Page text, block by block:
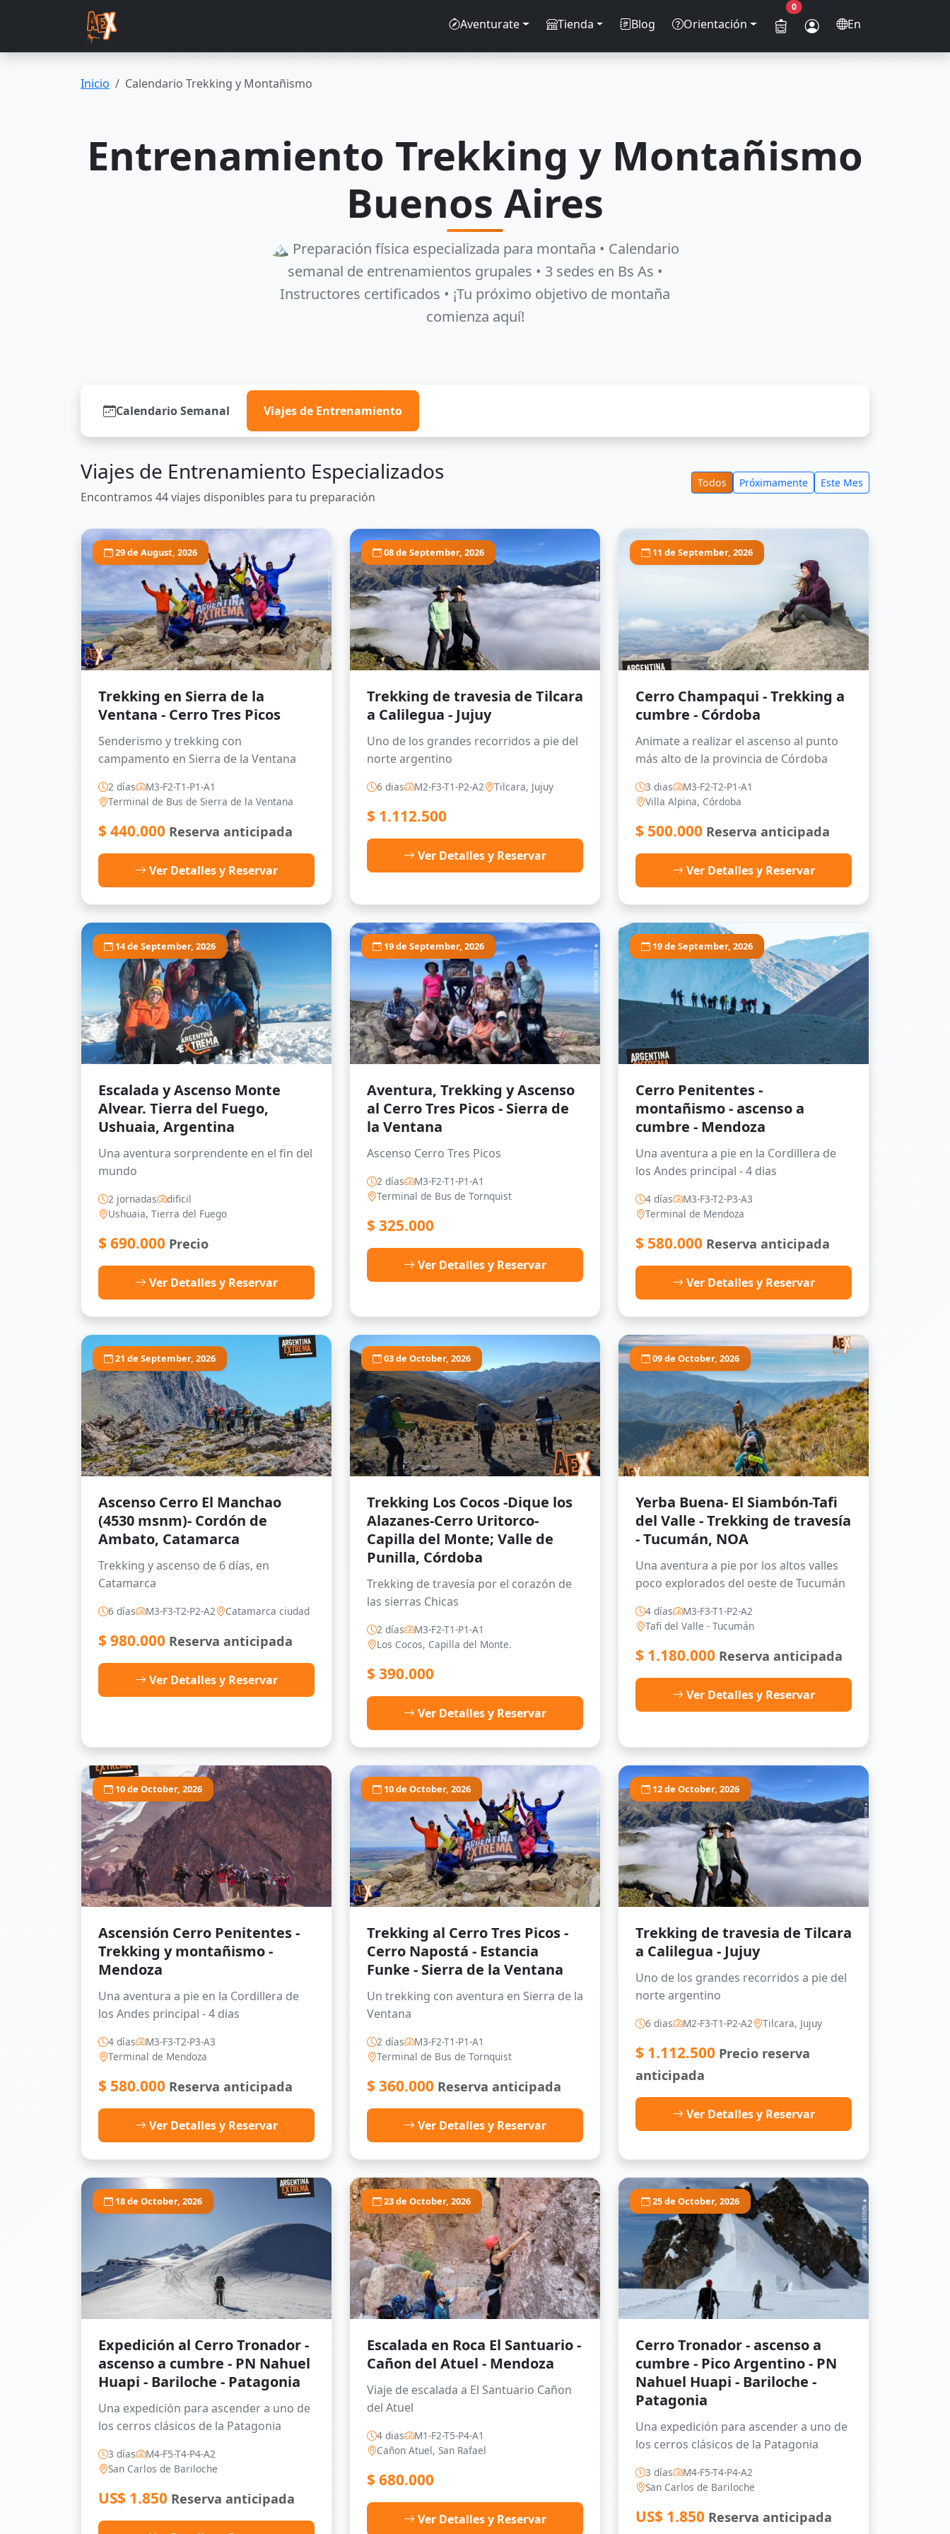
Saltar al contenido principal
Aventurate
Tienda Blog Orientación
0
En
Inicio Calendario Trekking y Montañismo
Entrenamiento Trekking y Montañismo
Buenos Aires
🏔️ Preparación física especializada para montaña • Calendario
semanal de entrenamientos grupales • 3 sedes en Bs As •
Instructores certificados • ¡Tu próximo objetivo de montaña
comienza aquí!
Calendario Semanal Viajes de Entrenamiento
Viajes de Entrenamiento Especializados
Encontramos 44 viajes disponibles para tu preparación
Todos Próximamente Este Mes
29 de August, 2026
Trekking en Sierra de la
Ventana - Cerro Tres Picos
Senderismo y trekking con
campamento en Sierra de la Ventana
2 días
M3-F2-T1-P1-A1
Terminal de Bus de Sierra de la Ventana
$ 440.000 Reserva anticipada
Ver Detalles y Reservar
08 de September, 2026
Trekking de travesia de Tilcara
a Calilegua - Jujuy
Uno de los grandes recorridos a pie del
norte argentino
6 dias M2-F3-T1-P2-A2 Tilcara, Jujuy
$ 1.112.500
Ver Detalles y Reservar
11 de September, 2026
Cerro Champaqui - Trekking a
cumbre - Córdoba
Animate a realizar el ascenso al punto
más alto de la provincia de Córdoba
3 dias
M3-F2-T2-P1-A1
Villa Alpina, Córdoba
$ 500.000 Reserva anticipada
Ver Detalles y Reservar
14 de September, 2026
Escalada y Ascenso Monte
Alvear. Tierra del Fuego,
Ushuaia, Argentina
Una aventura sorprendente en el fin del
mundo
2 jornadas
dificil
Ushuaia, Tierra del Fuego
$ 690.000 Precio
Ver Detalles y Reservar
19 de September, 2026
Aventura, Trekking y Ascenso
al Cerro Tres Picos - Sierra de
la Ventana
Ascenso Cerro Tres Picos
2 días
M3-F2-T1-P1-A1
Terminal de Bus de Tornquist
$ 325.000
Ver Detalles y Reservar
19 de September, 2026
Cerro Penitentes -
montañismo - ascenso a
cumbre - Mendoza
Una aventura a pie en la Cordillera de
los Andes principal - 4 dias
4 días
M3-F3-T2-P3-A3
Terminal de Mendoza
$ 580.000 Reserva anticipada
Ver Detalles y Reservar
21 de September, 2026
Ascenso Cerro El Manchao
(4530 msnm)- Cordón de
Ambato, Catamarca
Trekking y ascenso de 6 días, en
Catamarca
6 días M3-F3-T2-P2-A2 Catamarca ciudad
$ 980.000 Reserva anticipada
Ver Detalles y Reservar
03 de October, 2026
Trekking Los Cocos -Dique los
Alazanes-Cerro Uritorco-
Capilla del Monte; Valle de
Punilla, Córdoba
Trekking de travesía por el corazón de
las sierras Chicas
2 días
M3-F2-T1-P1-A1
Los Cocos, Capilla del Monte.
$ 390.000
Ver Detalles y Reservar
09 de October, 2026
Yerba Buena- El Siambón-Tafi
del Valle - Trekking de travesía
- Tucumán, NOA
Una aventura a pie por los altos valles
poco explorados del oeste de Tucumán
4 días
M3-F3-T1-P2-A2
Tafi del Valle - Tucumán
$ 1.180.000 Reserva anticipada
Ver Detalles y Reservar
10 de October, 2026
Ascensión Cerro Penitentes -
Trekking y montañismo -
Mendoza
Una aventura a pie en la Cordillera de
los Andes principal - 4 dias
4 días
M3-F3-T2-P3-A3
Terminal de Mendoza
$ 580.000 Reserva anticipada
Ver Detalles y Reservar
10 de October, 2026
Trekking al Cerro Tres Picos -
Cerro Napostá - Estancia
Funke - Sierra de la Ventana
Un trekking con aventura en Sierra de la
Ventana
2 días
M3-F2-T1-P1-A1
Terminal de Bus de Tornquist
$ 360.000 Reserva anticipada
Ver Detalles y Reservar
12 de October, 2026
Trekking de travesia de Tilcara
a Calilegua - Jujuy
Uno de los grandes recorridos a pie del
norte argentino
6 dias M2-F3-T1-P2-A2 Tilcara, Jujuy
$ 1.112.500 Precio reserva
anticipada
Ver Detalles y Reservar
18 de October, 2026
Expedición al Cerro Tronador -
ascenso a cumbre - PN Nahuel
Huapi - Bariloche - Patagonia
Una expedición para ascender a uno de
los cerros clásicos de la Patagonia
3 días
M4-F5-T4-P4-A2
San Carlos de Bariloche
US$ 1.850 Reserva anticipada
23 de October, 2026
Escalada en Roca El Santuario -
Cañon del Atuel - Mendoza
Viaje de escalada a El Santuario Cañon
del Atuel
4 dias
M1-F2-T5-P4-A1
Cañon Atuel, San Rafael
$ 680.000
Ver Detalles y Reservar
25 de October, 2026
Cerro Tronador - ascenso a
cumbre - Pico Argentino - PN
Nahuel Huapi - Bariloche -
Patagonia
Una expedición para ascender a uno de
los cerros clásicos de la Patagonia
3 días
M4-F5-T4-P4-A2
San Carlos de Bariloche
US$ 1.850 Reserva anticipada